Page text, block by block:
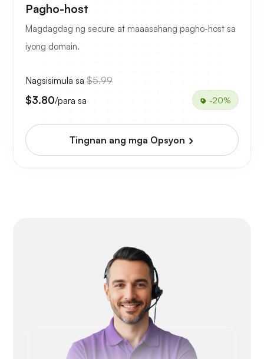
Pagho-host
Magdagdag ng secure at maaasahang pagho-host sa
iyong domain.
Nagsisimula sa $5.99
$3.80/para sa -20%
Tingnan ang mga Opsyon